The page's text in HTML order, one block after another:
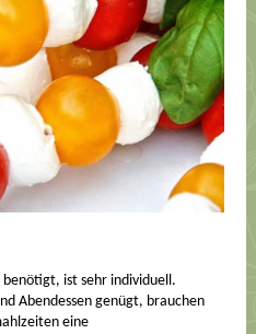
ist sehr individuell.
Abendessen genügt, brauchen
eine